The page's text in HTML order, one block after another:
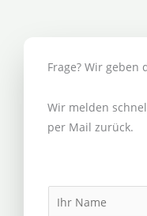
Frage? Wir geben
Wir melden
per Mail zurück.